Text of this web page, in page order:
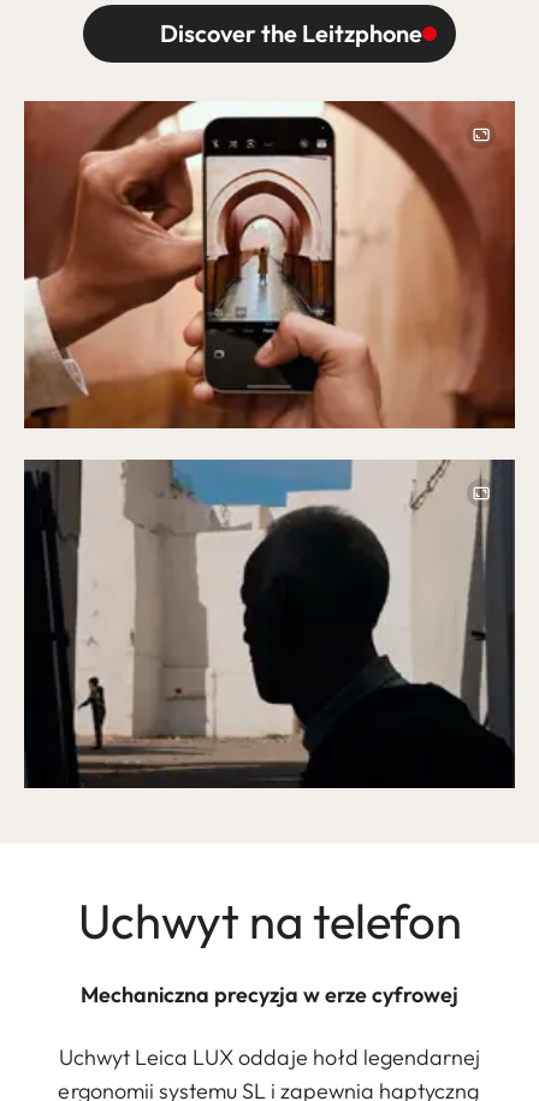
Discover the Leitzphone
Uchwyt na telefon
Mechaniczna precyzja w erze cyfrowej
Uchwyt Leica LUX oddaje hołd legendarnej
ergonomii systemu SL i zapewnia haptyczną